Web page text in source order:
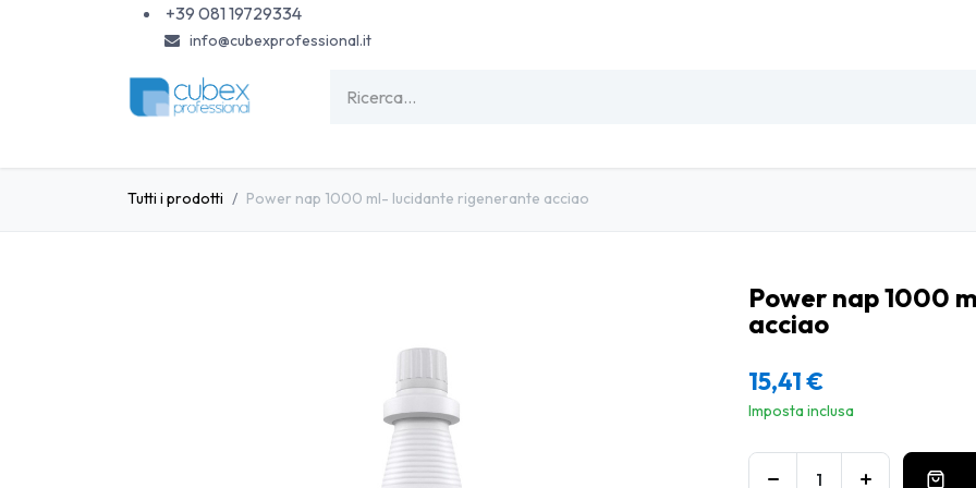
+39 081 19729334
info@cubexprofessional.it
Tutti i prodotti Power nap 1000 ml- lucidante rigenerante acciao
Power nap 1000
acciao
15,41€
Imposta inclusa